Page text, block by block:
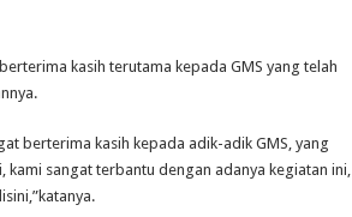
kasih terutama kepada GMS yang telah
berterima kasih kepada adik-adik GMS, yang
sangat terbantu dengan adanya kegiatan ini,